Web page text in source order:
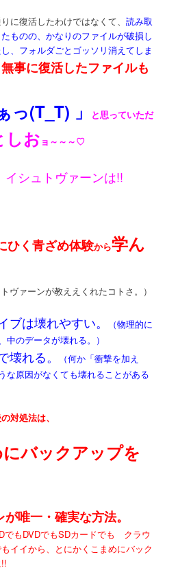
に復活したわけではなくて、読み取
ものの、かなりのファイルが破損し
、フォルダごとゴッソリ消えてしま
無事に復活したファイルも
っ(T_T) 」 と思っていただ
しお ョ～～～♡
シュトヴァーンは!!
ひく青ざめ体験から学ん
ヴァーンが教ええくれたコトさ。）
ブは壊れやすい。
（物理的に
中のデータが壊れる。）
壊れる。
（何か「衝撃を加え
な原因がなくても壊れることがある
対処法は、
にバックアップを
唯一・確実な方法。
もDVDでもSDカードでも クラウ
イイから、とにかくこまめにバック